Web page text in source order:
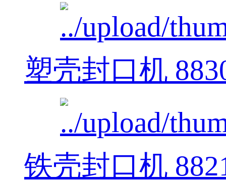
塑壳封口机
铁壳封口机